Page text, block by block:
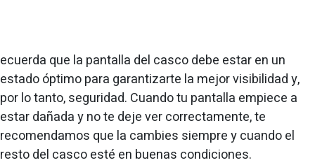
ecuerda que la pantalla del casco debe estar en un
estado óptimo para garantizarte la mejor visibilidad y,
por lo tanto, seguridad. Cuando tu pantalla empiece a
estar dañada y no te deje ver correctamente, te
recomendamos que la cambies siempre y cuando el
resto del casco esté en buenas condiciones.